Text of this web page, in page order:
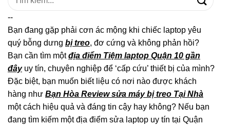
--
Bạn đang gặp phải cơn ác mộng khi chiếc laptop yêu
quý bỗng dưng bị treo, đơ cứng và không phản hồi?
Bạn cần tìm mộtđịa điểm Tiệm laptop Quận 10 gần
đâyuy tín, chuyên nghiệp để ‘cấp cứu’ thiết bị của mình?
Đặc biệt, bạn muốn biết liệu có nơi nào được khách
hàng như Bạn Hòa Review sửa máy bị treo Tại Nhà
một cách hiệu quả và đáng tin cậy hay không? Nếu bạn
đang tìm kiếm một địa điểm sửa laptop uy tín tại Quận